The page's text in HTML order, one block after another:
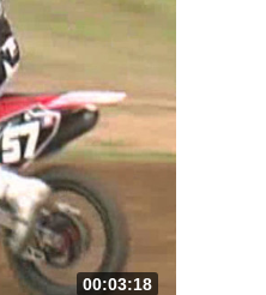
00:03:18